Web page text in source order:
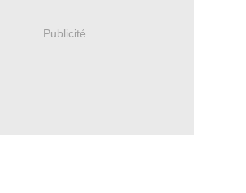
Publicité